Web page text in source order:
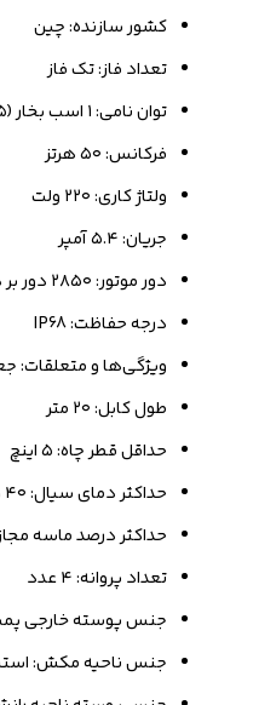
کشور سازنده: چین
تعداد فاز: تک فاز
توان نامی: ۱ اسب بخار (۰.۷۵ کیلووات)
فرکانس: ۵۰ هرتز
ولتاژ کاری: ۲۲۰ ولت
جریان: ۵.۴ آمپر
دور موتور: ۲۸۵۰ دور بر دقیقه
درجه حفاظت: IP68
ویژگی‌ها و متعلقات:
طول کابل: ۲۰ متر
حداقل قطر چاه: ۵ اینچ
حداکثر دمای سیال: ۴۰ درجه سانتی‌گراد
حداکثر درصد ماسه مجاز در
تعداد پروانه: ۴ عدد
جنس پوسته خارجی
جنس ناحیه مکش: